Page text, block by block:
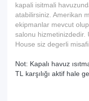
kapali isitmali
atabilirsiniz. Amerikan
ekipmanlar mevcut
salonu hizmetinizdedir.
House siz degerli
Not: Kapalı havuz
TL karşılığı aktif hale